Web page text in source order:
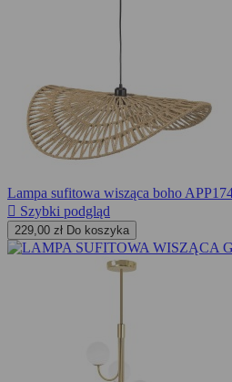
Lampa sufitowa wisząca boho
 Szybki podgląd
229,00 zł Do koszyka